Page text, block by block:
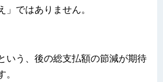
」ではありません。
いう、後の総支払額の節減が期待
。